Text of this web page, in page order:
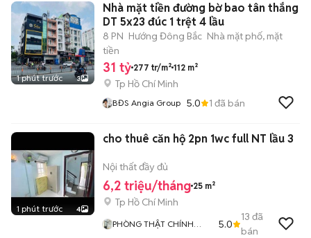
1 phút trước 3
Nhà mặt tiền đường bờ bao tân thắng
DT 5x23 đúc 1 trệt 4 lầu
8 PN Hướng Đông Bắc Nhà mặt phố, mặt
tiền
31 tỷ 277 tr/m² 112 m²
Tp Hồ Chí Minh
BĐS Angia Group 5.0 1 đã bán
1 phút trước 4
cho thuê căn hộ 2pn 1wc full NT lầu 3
Nội thất đầy đủ
6,2 triệu/tháng 25 m²
Tp Hồ Chí Minh
PHÒNG THẬT CHÍNH
5.0
13 đã
bán